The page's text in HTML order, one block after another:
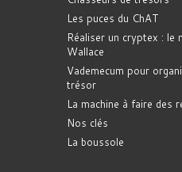
Les puces du ChAT
Réaliser un cryptex : le
Wallace
Vademecum pour
trésor
La machine à faire des
Nos clés
La boussole